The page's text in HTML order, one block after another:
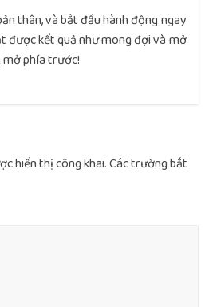
thân, và bắt đầu hành động ngay
được kết quả như mong đợi và mở
mở phía trước!
hiển thị công khai.Các trường bắt